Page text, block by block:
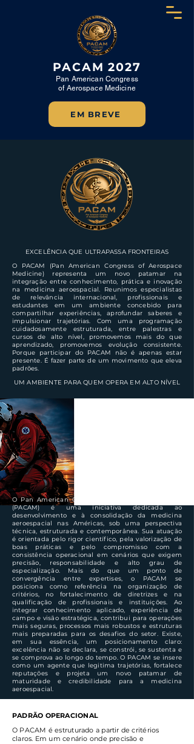
PACAM 2027
Pan American Congress
of Aerospace Medicine
EM BREVE
EXCELÊNCIA QUE ULTRAPASSA FRONTEIRAS
O PACAM (Pan American Congress of Aerospace
Medicine) representa um novo patamar na
integração entre conhecimento, prática e inovação
na medicina aeroespacial. Reunimos especialistas
de relevância internacional, profissionais e
estudantes em um ambiente concebido para
compartilhar experiências, aprofundar saberes e
impulsionar trajetórias. Com uma programação
cuidadosamente estruturada, entre palestras e
cursos de alto nível, promovemos mais do que
aprendizado, promovemos evolução consistente.
Porque participar do PACAM não é apenas estar
presente. É fazer parte de um movimento que eleva
padrões.
UM AMBIENTE PARA QUEM OPERA EM ALTO NÍVEL
O Pan American Congress of Aerospace Medicine
(PACAM) é uma iniciativa dedicada ao
desenvolvimento e à consolidação da medicina
aeroespacial nas Américas, sob uma perspectiva
técnica, estruturada e contemporânea. Sua atuação
é orientada pelo rigor científico, pela valorização de
boas práticas e pelo compromisso com a
consistência operacional em cenários que exigem
precisão, responsabilidade e alto grau de
especialização. Mais do que um ponto de
convergência entre expertises, o PACAM se
posiciona como referência na organização de
critérios, no fortalecimento de diretrizes e na
qualificação de profissionais e instituições. Ao
integrar conhecimento aplicado, experiência de
campo e visão estratégica, contribui para operações
mais seguras, processos mais robustos e estruturas
mais preparadas para os desafios do setor. Existe,
em sua essência, um posicionamento claro:
excelência não se declara, se constrói, se sustenta e
se comprova ao longo do tempo. O PACAM se insere
como um agente que legitima trajetórias, fortalece
reputações e projeta um novo patamar de
maturidade e credibilidade para a medicina
aeroespacial.
PADRÃO OPERACIONAL
O PACAM é estruturado a partir de critérios
claros. Em um cenário onde precisão e